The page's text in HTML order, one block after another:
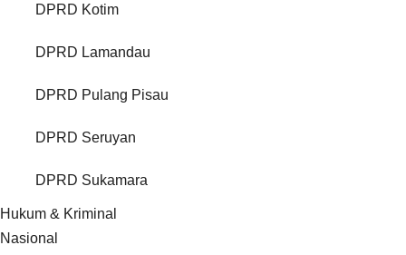
DPRD Kotim
DPRD Lamandau
DPRD Pulang Pisau
DPRD Seruyan
DPRD Sukamara
Hukum & Kriminal
Nasional